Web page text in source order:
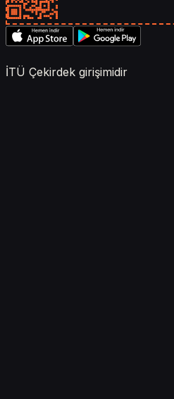
İTÜ Çekirdek girişimidir